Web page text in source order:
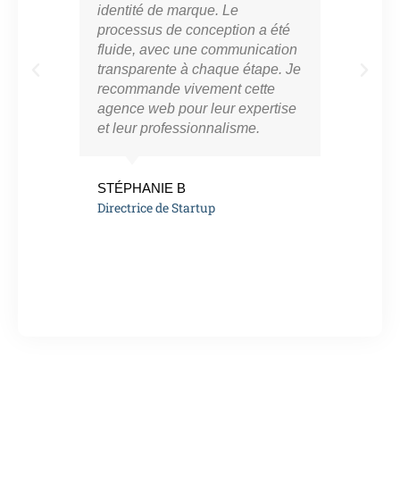
identité de marque. Le
processus de conception a été
fluide, avec une communication
transparente à chaque étape. Je
recommande vivement cette
agence web pour leur expertise
et leur professionnalisme.
STÉPHANIE B
Directrice de Startup